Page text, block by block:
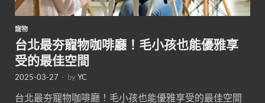
寵物
台北最夯寵物咖啡廳！毛小孩也能優雅享
受的最佳空間
2025-03-27 - byYC
台北最夯寵物咖啡廳！毛小孩也能優雅享受的最佳空間